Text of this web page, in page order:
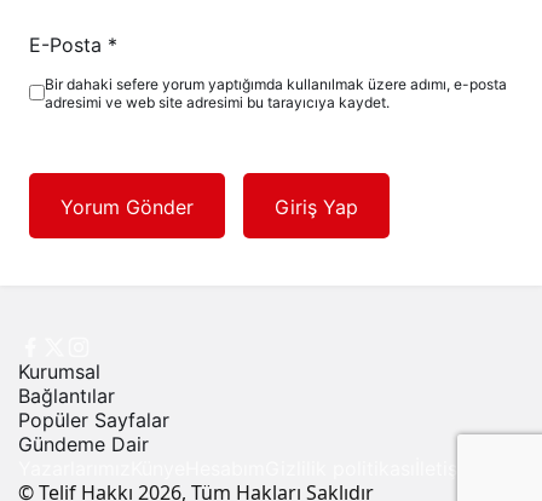
E-Posta *
Bir dahaki sefere yorum yaptığımda kullanılmak üzere adımı, e-posta
adresimi ve web site adresimi bu tarayıcıya kaydet.
Yorum Gönder Giriş Yap
Kurumsal
Bağlantılar
Popüler Sayfalar
Gündeme Dair
© Telif Hakkı 2026, Tüm Hakları Saklıdır